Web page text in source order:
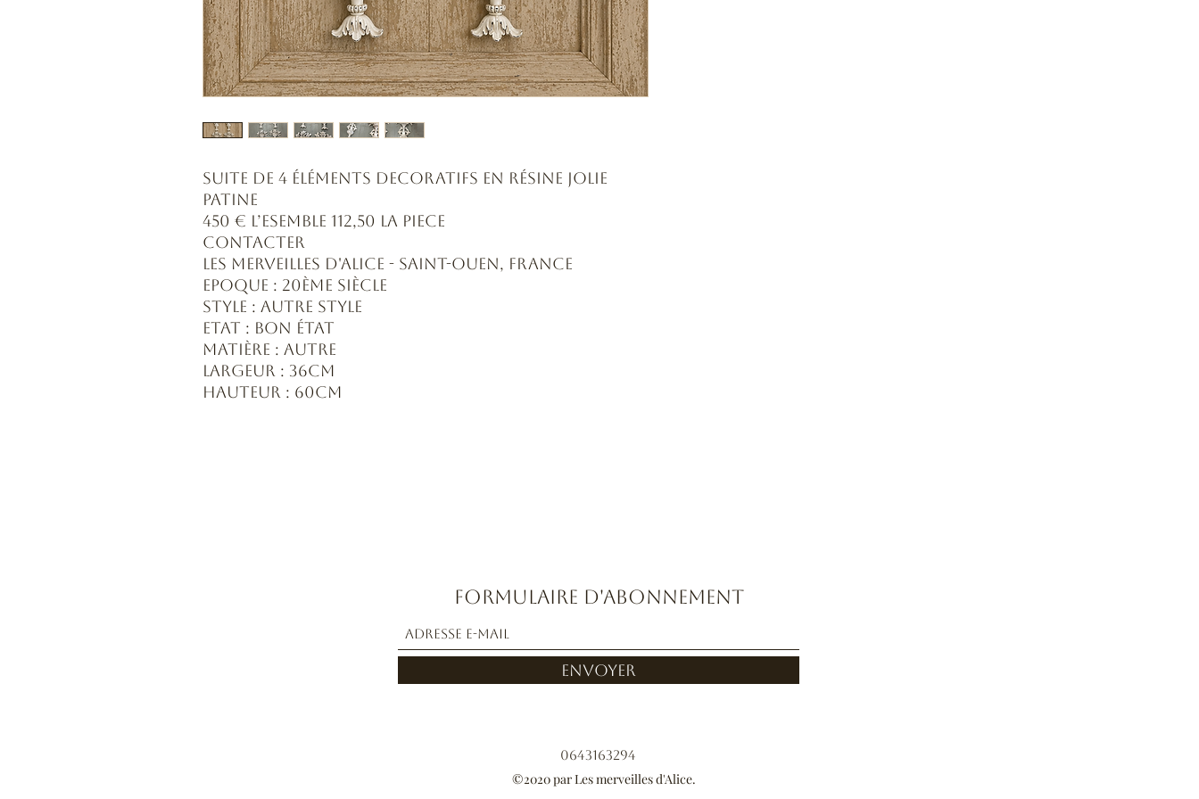
Suite de 4 éléments decoratifs en résine jolie
patine
450 € l’esemble 112,50 la piece
CONTACTER
Les Merveilles d'Alice - Saint-Ouen, France
Epoque : 20ème siècle
Style : Autre style
Etat : Bon état
Matière : Autre
Largeur : 36cm
Hauteur : 60cm
Formulaire d'abonnement
Envoyer
0643163294
©2020 par Les merveilles d'Alice.